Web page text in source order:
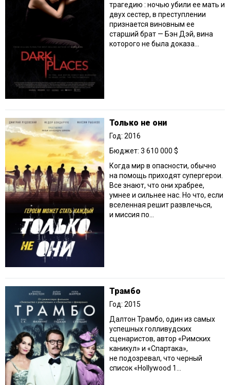
трагедию : ночью убили ее мать и
двух сестер, в преступлении
признается виновным ее
старший брат — Бэн Дэй, вина
которого не была доказа...
Только не они
Год: 2016
Бюджет: 3 610 000 $
Когда мир в опасности, обычно
на помощь приходят супергерои.
Все знают, что они храбрее,
умнее и сильнее нас. Но что, если
вселенная решит развлечься,
и миссия по...
Трамбо
Год: 2015
Далтон Трамбо, один из самых
успешных голливудских
сценаристов, автор «Римских
каникул» и «Спартака»,
не подозревал, что черный
список «Hollywood 1...